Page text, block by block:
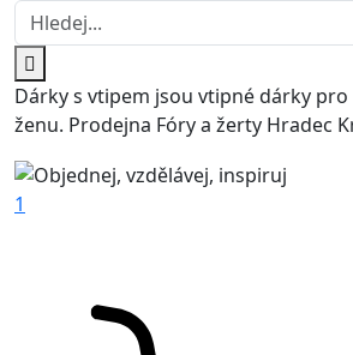
Dárky s vtipem jsou vtipné dárky
ženu. Prodejna Fóry a žerty Hradec
1